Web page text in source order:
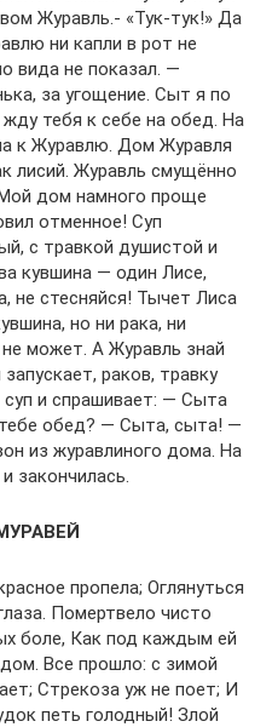
Журавль.- «Тук-тук!» Да
ни капли в рот не
вида не показал. —
за угощение. Сыт я по
тебя к себе на обед. На
к Журавлю. Дом Журавля
лисий. Журавль смущённо
дом намного проще
отменное! Суп
с травкой душистой и
кувшина — один Лисе,
не стесняйся! Тычет Лиса
но ни рака, ни
может. А Журавль знай
раков, травку
и спрашивает: — Сыта
обед? — Сыта, сыта! —
из журавлиного дома. На
закончилась.
пропела; Оглянуться
Помертвело чисто
боле, Как под каждым ей
Все прошло: с зимой
Стрекоза уж не поет; И
петь голодный! Злой